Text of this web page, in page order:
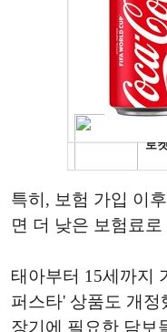
특히, 보험 가입 이
면 더 낮은 보험료
태아부터 15세까지
퍼스타' 상품도 개정
장기에 필요한 담보